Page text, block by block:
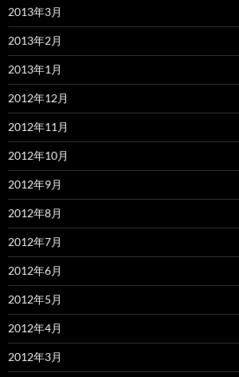
2013年3月
2013年2月
2013年1月
2012年12月
2012年11月
2012年10月
2012年9月
2012年8月
2012年7月
2012年6月
2012年5月
2012年4月
2012年3月